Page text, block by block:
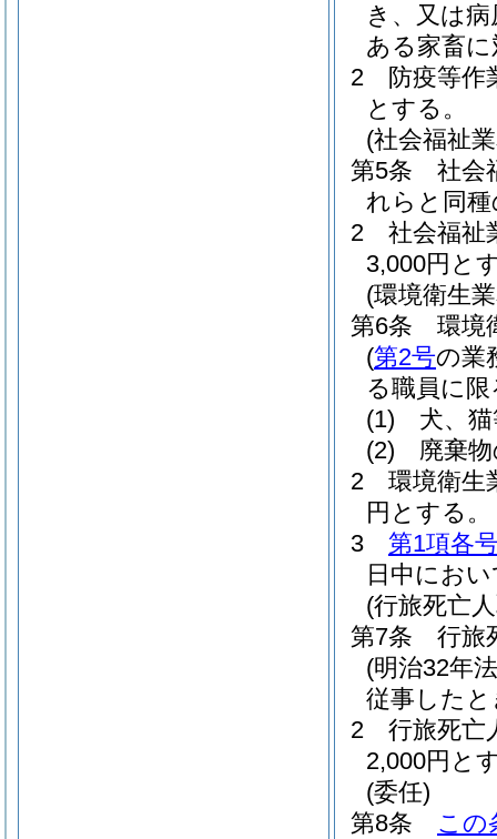
き、又は
ある家畜
2
防疫等作
とする。
(社会福祉
第5条
社会
れらと同
2
社会福祉
3,000円と
(環境衛生
第6条
環境
(第2号の業
る職員に限
(1)
犬、
(2)
廃棄
2
環境衛生
円とする。
3
第1項各
日中にお
(行旅死亡
第7条
行旅
(明治32年
従事した
2
行旅死亡
2,000円と
(委任)
第8条
この